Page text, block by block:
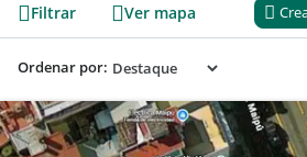
Filtrar Ver mapa
Ordenar por: